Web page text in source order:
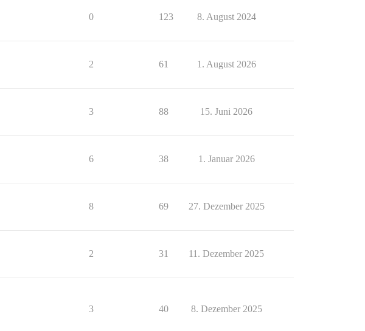
0 123 8. August 2024
2 61 1. August 2026
3 88 15. Juni 2026
6 38 1. Januar 2026
8 69 27. Dezember 2025
2 31 11. Dezember 2025
3 40 8. Dezember 2025